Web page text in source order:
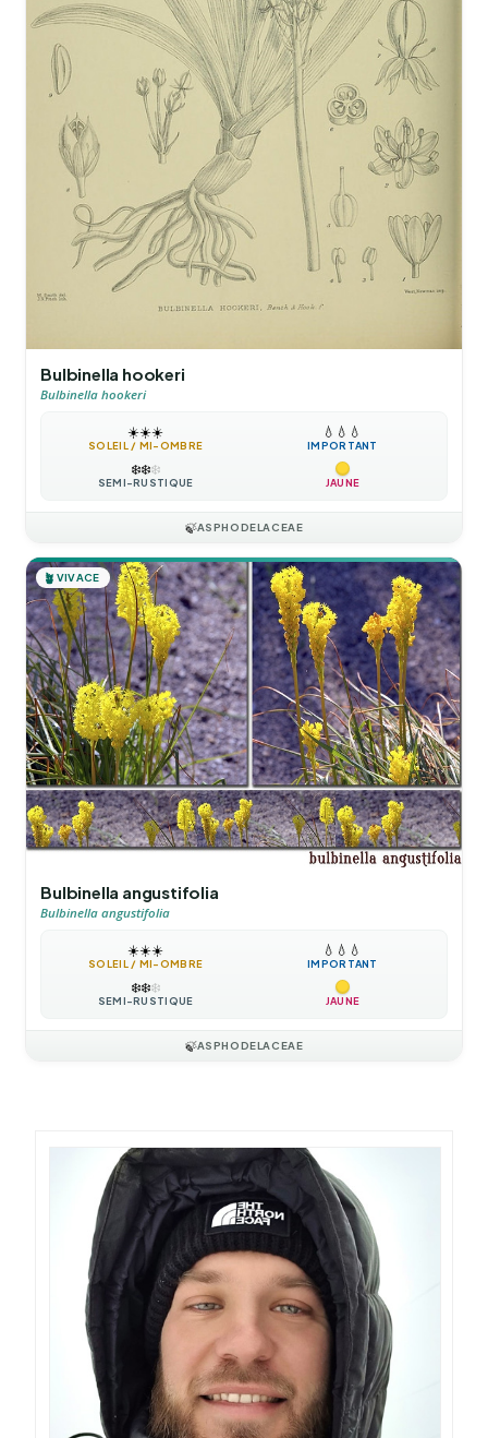
Bulbinella hookeri
Bulbinella hookeri
☀️☀️☀️
SOLEIL / MI-OMBRE
💧 💧 💧
IMPORTANT
❄️❄️❄️
SEMI-RUSTIQUE JAUNE
🍃ASPHODELACEAE
🪴 VIVACE
Bulbinella angustifolia
Bulbinella angustifolia
☀️☀️☀️
SOLEIL / MI-OMBRE
💧 💧 💧
IMPORTANT
❄️❄️❄️
SEMI-RUSTIQUE JAUNE
🍃ASPHODELACEAE